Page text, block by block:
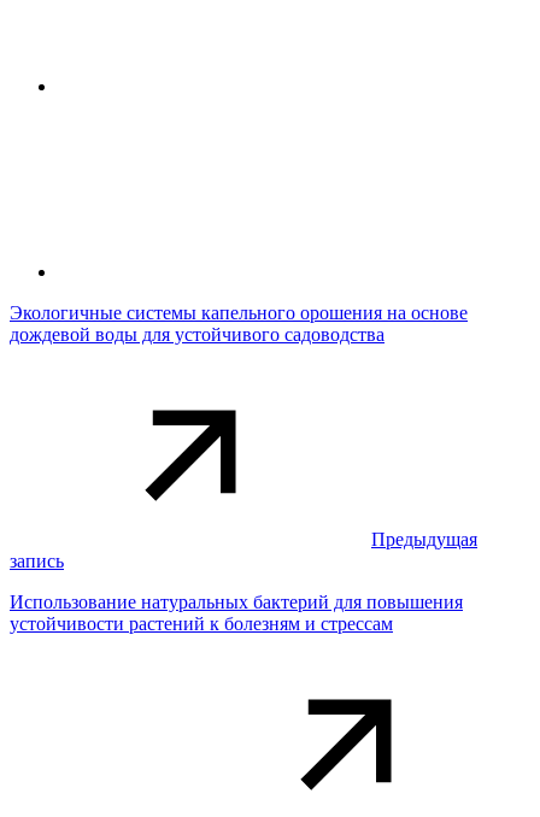
Экологичные системы капельного орошения на основе
дождевой воды для устойчивого садоводства
Предыдущая
запись
Использование натуральных бактерий для повышения
устойчивости растений к болезням и стрессам